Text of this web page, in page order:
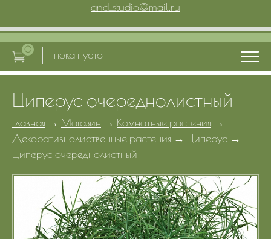
Циперус очереднолистный
Главная → Магазин → Комнатные растения →
Декоративнолиственные растения → Циперус →
Циперус очереднолистный
and_studio@mail.ru
0 пока пусто
Главная
Услуги
Портфолио
Цены